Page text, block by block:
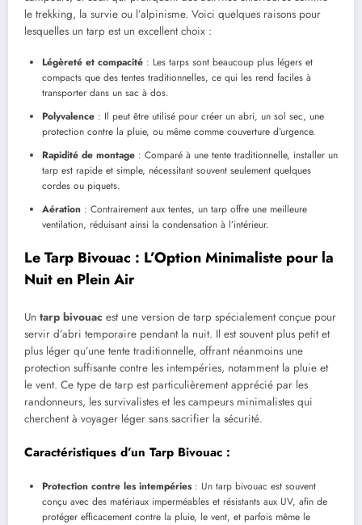
le trekking, la survie ou l’alpinisme. Voici quelques raisons pour
lesquelles un tarp est un excellent choix :
Légèreté et compacité : Les tarps sont beaucoup plus légers et
compacts que des tentes traditionnelles, ce qui les rend faciles à
transporter dans un sac à dos.
Polyvalence : Il peut être utilisé pour créer un abri, un sol sec, une
protection contre la pluie, ou même comme couverture d’urgence.
Rapidité de montage : Comparé à une tente traditionnelle, installer un
tarp est rapide et simple, nécessitant souvent seulement quelques
cordes ou piquets.
Aération : Contrairement aux tentes, un tarp offre une meilleure
ventilation, réduisant ainsi la condensation à l’intérieur.
Le Tarp Bivouac : L’Option Minimaliste pour la
Nuit en Plein Air
Un tarp bivouac est une version de tarp spécialement conçue pour
servir d’abri temporaire pendant la nuit. Il est souvent plus petit et
plus léger qu’une tente traditionnelle, offrant néanmoins une
protection suffisante contre les intempéries, notamment la pluie et
le vent. Ce type de tarp est particulièrement apprécié par les
randonneurs, les survivalistes et les campeurs minimalistes qui
cherchent à voyager léger sans sacrifier la sécurité.
Caractéristiques d’un Tarp Bivouac :
Protection contre les intempéries: Un tarp bivouac est souvent
conçu avec des matériaux imperméables et résistants aux UV, afin de
protéger efficacement contre la pluie, le vent, et parfois même le